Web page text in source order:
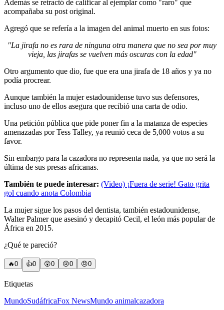
Además se retractó de calificar al ejemplar como "raro" que
acompañaba su post original.
Agregó que se refería a la imagen del animal muerto en sus fotos:
"La jirafa no es rara de ninguna otra manera que no sea por muy
vieja, las jirafas se vuelven más oscuras con la edad"
Otro argumento que dio, fue que era una jirafa de 18 años y ya no
podía procrear.
Aunque también la mujer estadounidense tuvo sus defensores,
incluso uno de ellos asegura que recibió una carta de odio.
Una petición pública que pide poner fin a la matanza de especies
amenazadas por Tess Talley, ya reunió ceca de 5,000 votos a su
favor.
Sin embargo para la cazadora no representa nada, ya que no será la
última de sus presas africanas.
También te puede interesar: (Video) ¡Fuera de serie! Gato grita
gol cuando anota Colombia
La mujer sigue los pasos del dentista, también estadounidense,
Walter Palmer que asesinó y decapitó Cecil, el león más popular de
África en 2015.
¿Qué te pareció?
🔥0 👍0 😲0 😢0 😠0
Etiquetas
MundoSudáfricaFox NewsMundo animalcazadora